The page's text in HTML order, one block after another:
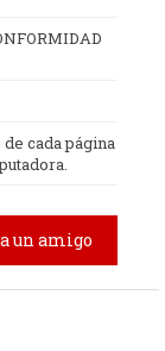
cada página
un amigo